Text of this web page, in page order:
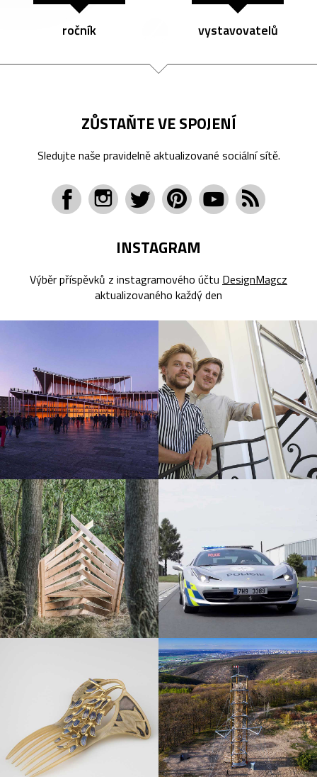
ročník vystavovatelů
ZŮSTAŇTE VE SPOJENÍ
Sledujte naše pravidelně aktualizované sociální sítě.
INSTAGRAM
Výběr příspěvků z instagramového účtu DesignMagcz
aktualizovaného každý den